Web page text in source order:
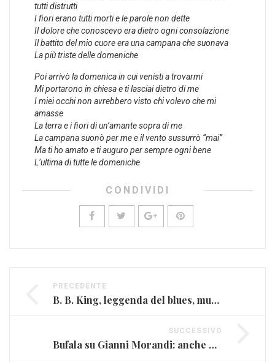
tutti distrutti
I fiori erano tutti morti e le parole non dette
Il dolore che conoscevo era dietro ogni consolazione
Il battito del mio cuore era una campana che suonava
La più triste delle domeniche
Poi arrivò la domenica in cui venisti a trovarmi
Mi portarono in chiesa e ti lasciai dietro di me
I miei occhi non avrebbero visto chi volevo che mi
amasse
La terra e i fiori di un’amante sopra di me
La campana suonò per me e il vento sussurrò “mai”
Ma ti ho amato e ti auguro per sempre ogni bene
L’ultima di tutte le domeniche
CONDIVIDI
PRECEDENTE
B. B. King, leggenda del blues, muore a 89 anni
SUCCESSIVO
Bufala su Gianni Morandi: anche Rockol abbocca